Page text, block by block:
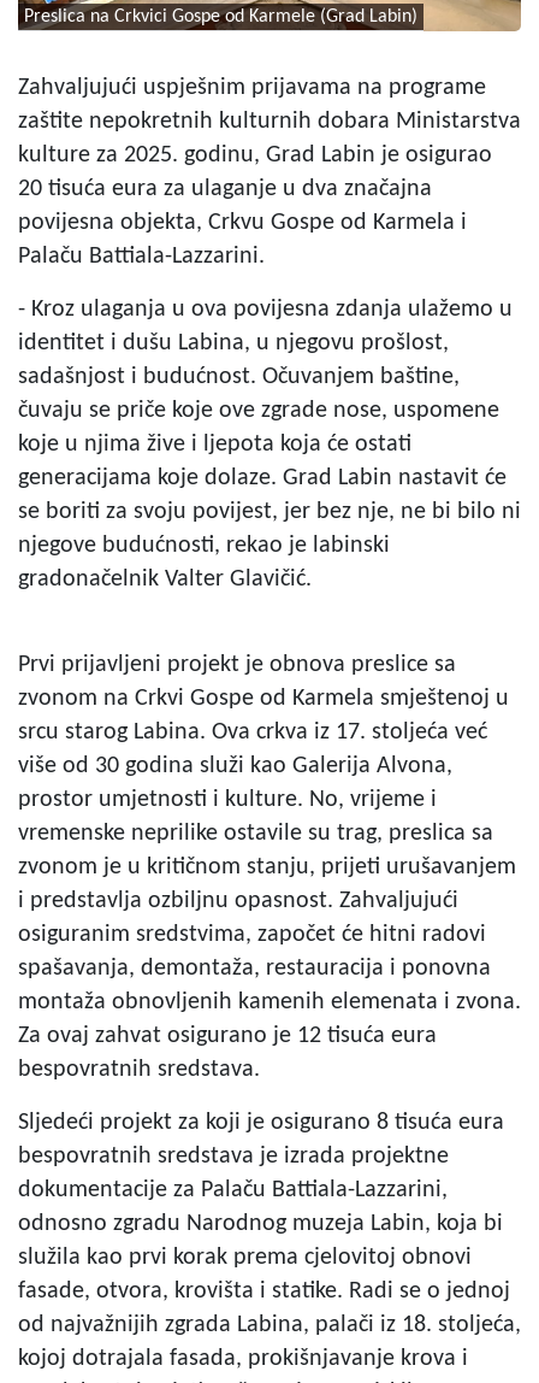
Preslica na Crkvici Gospe od Karmele (Grad Labin)
Zahvaljujući uspješnim prijavama na programe
zaštite nepokretnih kulturnih dobara Ministarstva
kulture za 2025. godinu, Grad Labin je osigurao
20 tisuća eura za ulaganje u dva značajna
povijesna objekta, Crkvu Gospe od Karmela i
Palaču Battiala-Lazzarini.
- Kroz ulaganja u ova povijesna zdanja ulažemo u
identitet i dušu Labina, u njegovu prošlost,
sadašnjost i budućnost. Očuvanjem baštine,
čuvaju se priče koje ove zgrade nose, uspomene
koje u njima žive i ljepota koja će ostati
generacijama koje dolaze. Grad Labin nastavit će
se boriti za svoju povijest, jer bez nje, ne bi bilo ni
njegove budućnosti, rekao je labinski
gradonačelnik Valter Glavičić.
Prvi prijavljeni projekt je obnova preslice sa
zvonom na Crkvi Gospe od Karmela smještenoj u
srcu starog Labina. Ova crkva iz 17. stoljeća već
više od 30 godina služi kao Galerija Alvona,
prostor umjetnosti i kulture. No, vrijeme i
vremenske neprilike ostavile su trag, preslica sa
zvonom je u kritičnom stanju, prijeti urušavanjem
i predstavlja ozbiljnu opasnost. Zahvaljujući
osiguranim sredstvima, započet će hitni radovi
spašavanja, demontaža, restauracija i ponovna
montaža obnovljenih kamenih elemenata i zvona.
Za ovaj zahvat osigurano je 12 tisuća eura
bespovratnih sredstava.
Sljedeći projekt za koji je osigurano 8 tisuća eura
bespovratnih sredstava je izrada projektne
dokumentacije za Palaču Battiala-Lazzarini,
odnosno zgradu Narodnog muzeja Labin, koja bi
služila kao prvi korak prema cjelovitoj obnovi
fasade, otvora, krovišta i statike. Radi se o jednoj
od najvažnijih zgrada Labina, palači iz 18. stoljeća,
kojoj dotrajala fasada, prokišnjavanje krova i